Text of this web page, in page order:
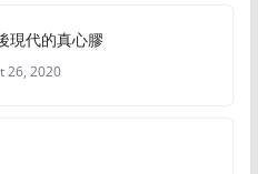
現代的真心膠
26, 2020